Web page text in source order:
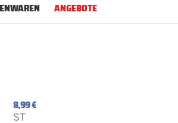
ANGEBOTE
8,99 €
ST